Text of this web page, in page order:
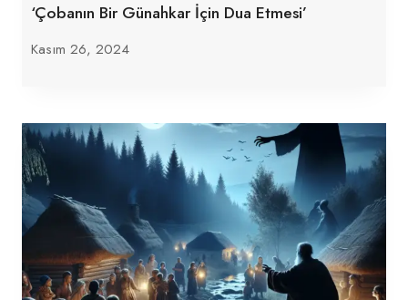
‘Çobanın Bir Günahkar İçin Dua Etmesi’
Kasım 26, 2024